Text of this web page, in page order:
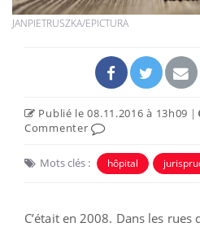
JANPIETRUSZKA/EPICTURA
Publié le 08.11.2016 à 13h09 |
Commenter
Mots clés : hôpital
C’était en 2008. Dans les